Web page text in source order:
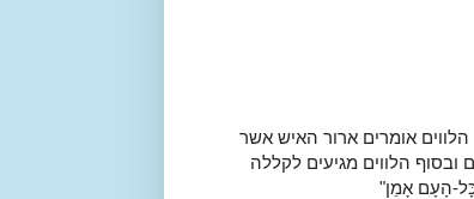
אומרים ארור האיש אשר
הלווים מגיעים לקללה
הָעָם אָמֵן"